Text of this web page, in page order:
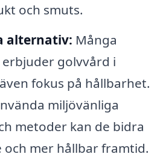
och smuts.
alternativ: Många
golvvård i
fokus på hållbarhet.
miljövänliga
metoder kan de bidra
och mer hållbar framtid.